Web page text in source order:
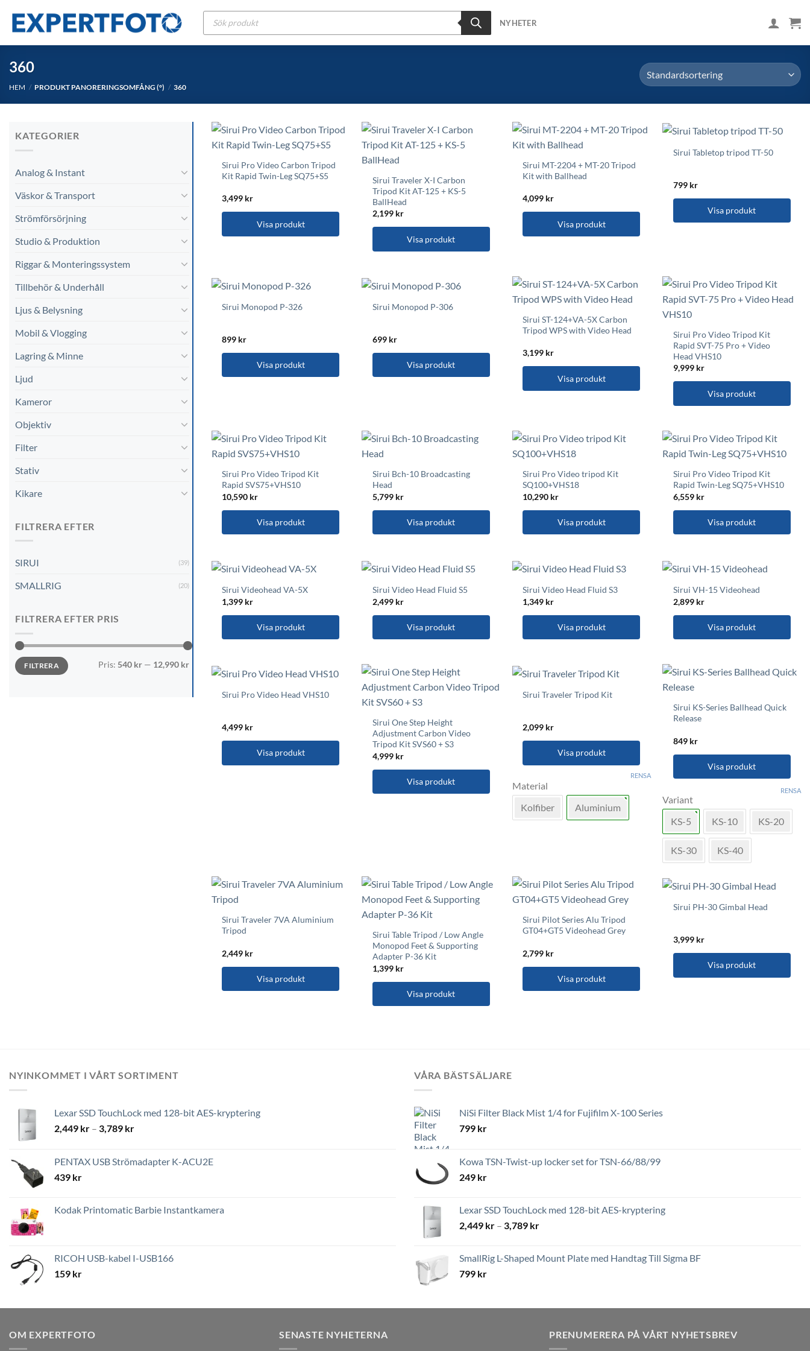
Produktsökning
NYHETER
360
HEM / PRODUKT PANORERINGSOMFÅNG (°) / 360
KATEGORIER
Analog & Instant
Väskor & Transport
Strömförsörjning
Studio & Produktion
Riggar & Monteringssystem
Tillbehör & Underhåll
Ljus & Belysning
Mobil & Vlogging
Lagring & Minne
Ljud
Kameror
Objektiv
Filter
Stativ
Kikare
FILTRERA EFTER
SIRUI (39)
SMALLRIG (20)
FILTRERA EFTER PRIS
Min
pris
Max
prisFILTRERA Pris: 540 kr — 12,990 kr
Sirui Pro Video Carbon Tripod
Kit Rapid Twin-Leg SQ75+S5
3,499 kr
Visa produkt
Sirui Traveler X-I Carbon
Tripod Kit AT-125 + KS-5
BallHead
2,199 kr
Visa produkt
Sirui MT-2204 + MT-20 Tripod
Kit with Ballhead
4,099 kr
Visa produkt
Sirui Tabletop tripod TT-50
799 kr
Visa produkt
Sirui Monopod P-326
899 kr
Visa produkt
Sirui Monopod P-306
699 kr
Visa produkt
Sirui ST-124+VA-5X Carbon
Tripod WPS with Video Head
3,199 kr
Visa produkt
Sirui Pro Video Tripod Kit
Rapid SVT-75 Pro + Video
Head VHS10
9,999 kr
Visa produkt
Sirui Pro Video Tripod Kit
Rapid SVS75+VHS10
10,590 kr
Visa produkt
Sirui Bch-10 Broadcasting
Head
5,799 kr
Visa produkt
Sirui Pro Video tripod Kit
SQ100+VHS18
10,290 kr
Visa produkt
Sirui Pro Video Tripod Kit
Rapid Twin-Leg SQ75+VHS10
6,559 kr
Visa produkt
Sirui Videohead VA-5X
1,399 kr
Visa produkt
Sirui Video Head Fluid S5
2,499 kr
Visa produkt
Sirui Video Head Fluid S3
1,349 kr
Visa produkt
Sirui VH-15 Videohead
2,899 kr
Visa produkt
Sirui Pro Video Head VHS10
4,499 kr
Visa produkt
Sirui One Step Height
Adjustment Carbon Video
Tripod Kit SVS60 + S3
4,999 kr
Visa produkt
Sirui Traveler Tripod Kit
2,099 kr
Visa produkt
här
har
alternativen
kan
på
Material
Kolfiber
Aluminium
RENSA
Sirui KS-Series Ballhead Quick
Release
849 kr
Visa produkt
här
produkten
har
flera
varianter.
olika
kan
på
produktsidan
Variant
KS-5
KS-10 KS-20
KS-30 KS-40
RENSA
Sirui Traveler 7VA Aluminium
Tripod
2,449 kr
Visa produkt
Sirui Table Tripod / Low Angle
Monopod Feet & Supporting
Adapter P-36 Kit
1,399 kr
Visa produkt
Sirui Pilot Series Alu Tripod
GT04+GT5 Videohead Grey
2,799 kr
Visa produkt
Sirui PH-30 Gimbal Head
3,999 kr
Visa produkt
NYINKOMMET I VÅRT SORTIMENT
Lexar SSD TouchLock med 128-bit AES-kryptering
2,449 kr – 3,789 krPrisintervall:
3,789 kr
PENTAX USB Strömadapter K-ACU2E
439 kr
Kodak Printomatic Barbie Instantkamera
RICOH USB-kabel I-USB166
159 kr
VÅRA BÄSTSÄLJARE
NiSi Filter Black Mist 1/4 for Fujifilm X-100 Series
799 kr
Kowa TSN-Twist-up locker set for TSN-66/88/99
249 kr
Lexar SSD TouchLock med 128-bit AES-kryptering
2,449 kr – 3,789 krPrisintervall:
3,789 kr
SmallRig L-Shaped Mount Plate med Handtag Till Sigma BF
799 kr
OM EXPERTFOTO SENASTE NYHETERNA PRENUMERERA PÅ VÅRT NYHETSBREV